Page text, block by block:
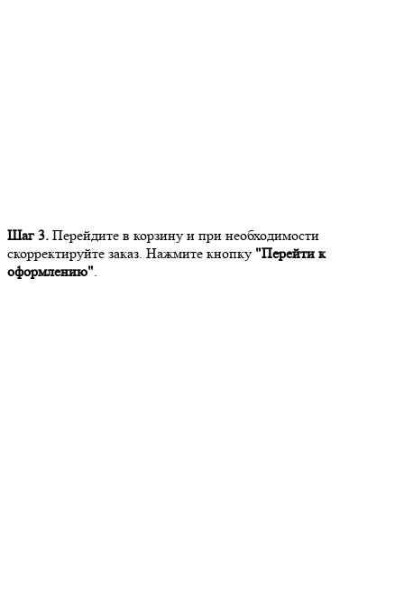
Шаг 3. Перейдите в корзину и при необходимости
скорректируйте заказ. Нажмите кнопку "Перейти к
оформлению".